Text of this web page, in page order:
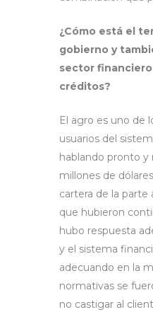
¿Cómo está el
gobierno y
sector
créditos?
El agro es uno de
usuarios del
hablando pronto y
millones de
cartera de la parte
que hubieron
hubo respuesta
y el sistema
adecuando en la
normativas se
no castigar al